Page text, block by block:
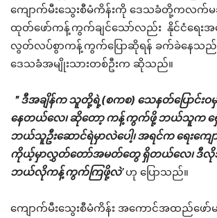
ကျောက်မီးသွေးစီမံကိန်းကို ဒေသခံတို့ကလက်မခံ
ထုတ်ဖော်ကန့်ကွက်ချင်သော်လည်း နိုင်ငံရေးအခ
လွတ်လပ်စွာကန့်ကွက်ပြောဆိုရန် ခက်ခဲနေသည်
ဒေသခံအမျိုးသားတစ်ဦးက ဆိုသည်။
＂ဒီအချိန်က သူတို့ရဲ့(စကစ) သေနတ်ပြောင်းဝ
နေတယ်လေ၊ ဆိုတော့ ကန့်ကွက်ဖို့ ဘယ်သူက
ဘယ်သူဦးဆောင်ရဲမှာလဲပေါ့၊ အရင်က ရေးကျ
ကိုယ့်မှာလွှတ်တော်အမတ်တွေ ရှိတယ်လေ၊ ဒီလိုအခ
ဘယ်လိုကန့်ကွက်ကြဖို့လဲ’ဟု ပြောသည်။
ကျောက်မီးသွေးစီမံကိန်း အကောင်အထည်ဖေ